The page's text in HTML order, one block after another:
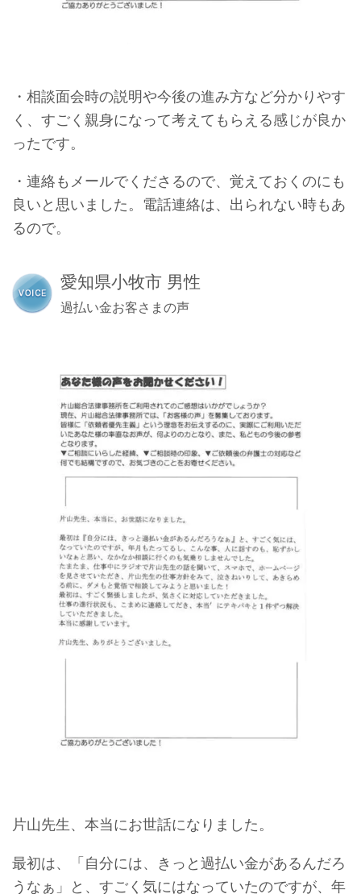
・相談面会時の説明や今後の進み方など分かりやす
く、すごく親身になって考えてもらえる感じが良か
ったです。
・連絡もメールでくださるので、覚えておくのにも
良いと思いました。電話連絡は、出られない時もあ
るので。
愛知県小牧市 男性
過払い金お客さまの声
片山先生、本当にお世話になりました。
最初は、「自分には、きっと過払い金があるんだろ
うなぁ」と、すごく気にはなっていたのですが、年